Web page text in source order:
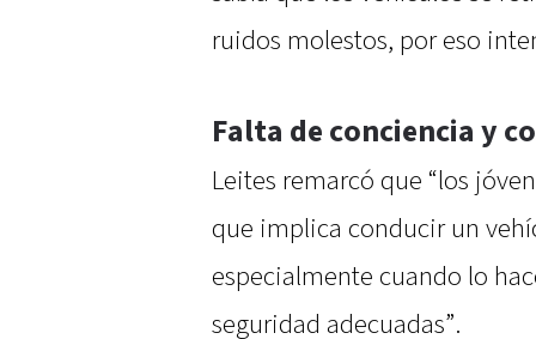
ruidos molestos, por eso
Falta de conciencia y
Leites remarcó que “los
que implica conducir un
especialmente cuando lo
seguridad adecuadas”.